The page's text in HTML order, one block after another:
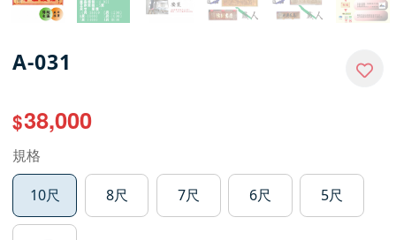
A-031
$38,000
規格
10尺 8尺 7尺 6尺 5尺